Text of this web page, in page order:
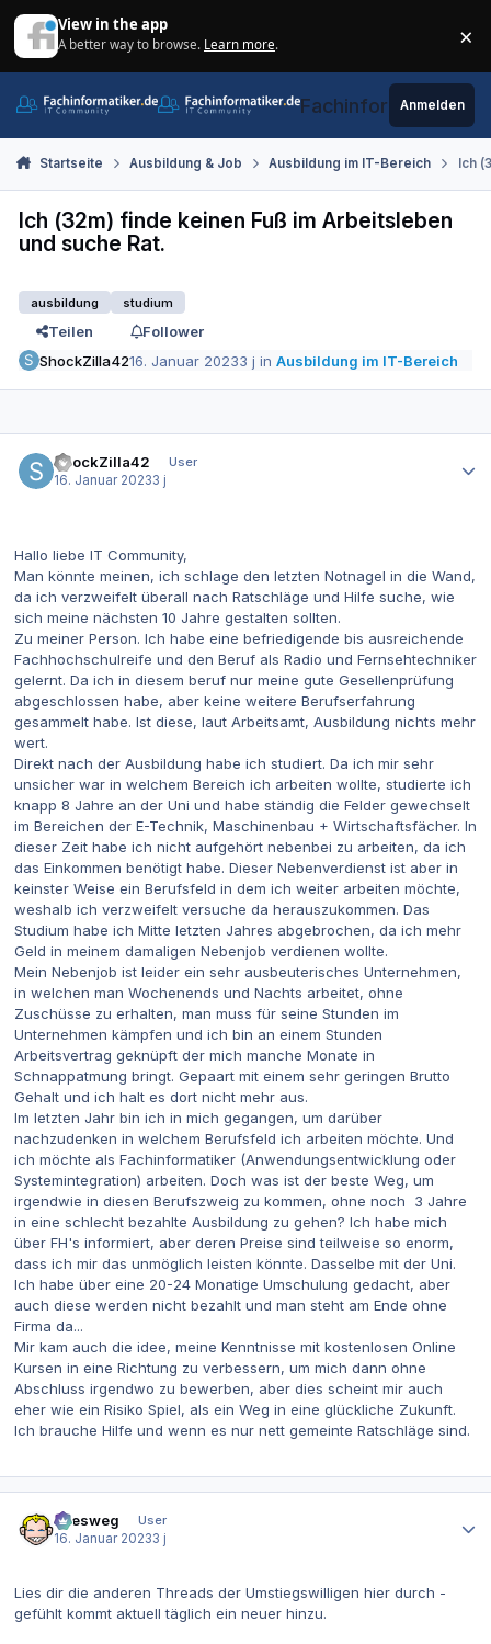
View in the app
A better way to browse. Learn more. ×
Fachinformatiker.de
Anmelden
Startseite Ausbildung & Job Ausbildung im IT-Bereich Ich
Ich (32m) finde keinen Fuß im Arbeitsleben
und suche Rat.
ausbildung studium
Teilen
Follower
ShockZilla4216. Januar 20233 j inAusbildung im IT-Bereich
ShockZilla42
User
16. Januar 20233 j
Hallo liebe IT Community,
Man könnte meinen, ich schlage den letzten Notnagel in die Wand,
da ich verzweifelt überall nach Ratschläge und Hilfe suche, wie
sich meine nächsten 10 Jahre gestalten sollten.
Zu meiner Person. Ich habe eine befriedigende bis ausreichende
Fachhochschulreife und den Beruf als Radio und Fernsehtechniker
gelernt. Da ich in diesem beruf nur meine gute Gesellenprüfung
abgeschlossen habe, aber keine weitere Berufserfahrung
gesammelt habe. Ist diese, laut Arbeitsamt, Ausbildung nichts mehr
wert.
Direkt nach der Ausbildung habe ich studiert. Da ich mir sehr
unsicher war in welchem Bereich ich arbeiten wollte, studierte ich
knapp 8 Jahre an der Uni und habe ständig die Felder gewechselt
im Bereichen der E-Technik, Maschinenbau + Wirtschaftsfächer. In
dieser Zeit habe ich nicht aufgehört nebenbei zu arbeiten, da ich
das Einkommen benötigt habe. Dieser Nebenverdienst ist aber in
keinster Weise ein Berufsfeld in dem ich weiter arbeiten möchte,
weshalb ich verzweifelt versuche da herauszukommen. Das
Studium habe ich Mitte letzten Jahres abgebrochen, da ich mehr
Geld in meinem damaligen Nebenjob verdienen wollte.
Mein Nebenjob ist leider ein sehr ausbeuterisches Unternehmen,
in welchen man Wochenends und Nachts arbeitet, ohne
Zuschüsse zu erhalten, man muss für seine Stunden im
Unternehmen kämpfen und ich bin an einem Stunden
Arbeitsvertrag geknüpft der mich manche Monate in
Schnappatmung bringt. Gepaart mit einem sehr geringen Brutto
Gehalt und ich halt es dort nicht mehr aus.
Im letzten Jahr bin ich in mich gegangen, um darüber
nachzudenken in welchem Berufsfeld ich arbeiten möchte. Und
ich möchte als Fachinformatiker (Anwendungsentwicklung oder
Systemintegration) arbeiten. Doch was ist der beste Weg, um
irgendwie in diesen Berufszweig zu kommen, ohne noch 3 Jahre
in eine schlecht bezahlte Ausbildung zu gehen? Ich habe mich
über FH's informiert, aber deren Preise sind teilweise so enorm,
dass ich mir das unmöglich leisten könnte. Dasselbe mit der Uni.
Ich habe über eine 20-24 Monatige Umschulung gedacht, aber
auch diese werden nicht bezahlt und man steht am Ende ohne
Firma da...
Mir kam auch die idee, meine Kenntnisse mit kostenlosen Online
Kursen in eine Richtung zu verbessern, um mich dann ohne
Abschluss irgendwo zu bewerben, aber dies scheint mir auch
eher wie ein Risiko Spiel, als ein Weg in eine glückliche Zukunft.
Ich brauche Hilfe und wenn es nur nett gemeinte Ratschläge sind.
allesweg
User
16. Januar 20233 j
Lies dir die anderen Threads der Umstiegswilligen hier durch -
gefühlt kommt aktuell täglich ein neuer hinzu.